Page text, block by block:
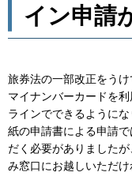
イン申請
旅券法の一部改正をう
マイナンバーカードを
ラインでできるようにな
紙の申請書による申請
だく必要がありました
み窓口にお越しいただけ